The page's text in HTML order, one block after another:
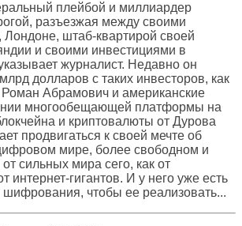
плейбой и миллиардер
разъезжая между своими
штаб-квартирой своей
и своими инвестициями в
журналист. Недавно он
долларов с таких инвесторов, как
Абрамович и американские
многообещающей платформы на
и криптовалюты от Дурова
продвигаться к своей мечте об
мире, более свободном и
сильных мира сего, как от
интернет-гигантов. И у него уже есть
шифрования, чтобы ее реализовать...